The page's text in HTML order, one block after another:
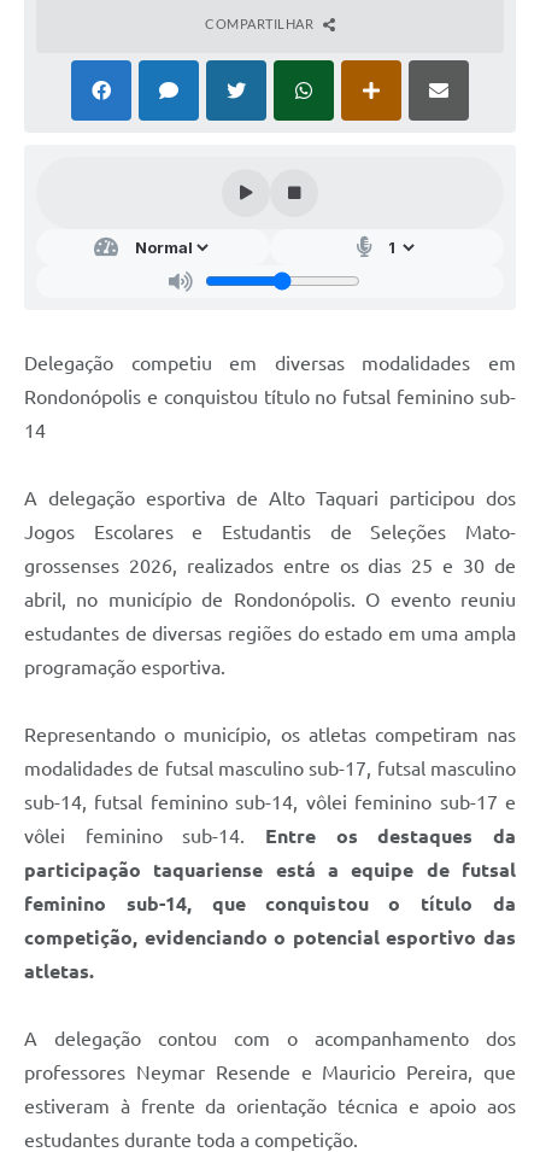
COMPARTILHAR
Delegação competiu em diversas modalidades em
Rondonópolis e conquistou título no futsal feminino sub-
14
A delegação esportiva de Alto Taquari participou dos
Jogos Escolares e Estudantis de Seleções Mato-
grossenses 2026, realizados entre os dias 25 e 30 de
abril, no município de Rondonópolis. O evento reuniu
estudantes de diversas regiões do estado em uma ampla
programação esportiva.
Representando o município, os atletas competiram nas
modalidades de futsal masculino sub-17, futsal masculino
sub-14, futsal feminino sub-14, vôlei feminino sub-17 e
vôlei feminino sub-14. Entre os destaques da
participação taquariense está a equipe de futsal
feminino sub-14, que conquistou o título da
competição, evidenciando o potencial esportivo das
atletas.
A delegação contou com o acompanhamento dos
professores Neymar Resende e Mauricio Pereira, que
estiveram à frente da orientação técnica e apoio aos
estudantes durante toda a competição.